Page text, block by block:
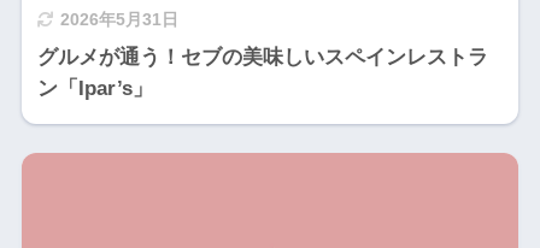
2026年5月31日
グルメが通う！セブの美味しいスペインレストラ
ン「Ipar’s」